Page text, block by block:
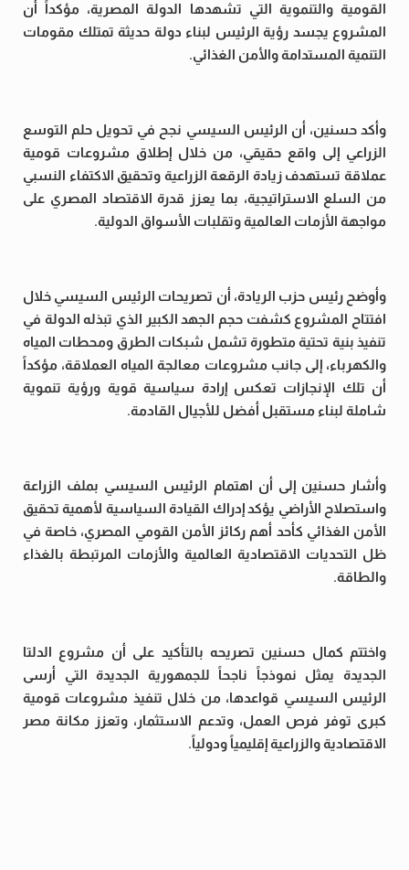
القومية والتنموية التي تشهدها الدولة المصرية، مؤكداً أن
المشروع يجسد رؤية الرئيس لبناء دولة حديثة تمتلك مقومات
التنمية المستدامة والأمن الغذائي.
وأكد حسنين، أن الرئيس السيسي نجح في تحويل حلم التوسع
الزراعي إلى واقع حقيقي، من خلال إطلاق مشروعات قومية
عملاقة تستهدف زيادة الرقعة الزراعية وتحقيق الاكتفاء النسبي
من السلع الاستراتيجية، بما يعزز قدرة الاقتصاد المصري على
مواجهة الأزمات العالمية وتقلبات الأسواق الدولية.
وأوضح رئيس حزب الريادة، أن تصريحات الرئيس السيسي خلال
افتتاح المشروع كشفت حجم الجهد الكبير الذي تبذله الدولة في
تنفيذ بنية تحتية متطورة تشمل شبكات الطرق ومحطات المياه
والكهرباء، إلى جانب مشروعات معالجة المياه العملاقة، مؤكداً
أن تلك الإنجازات تعكس إرادة سياسية قوية ورؤية تنموية
شاملة لبناء مستقبل أفضل للأجيال القادمة.
وأشار حسنين إلى أن اهتمام الرئيس السيسي بملف الزراعة
واستصلاح الأراضي يؤكد إدراك القيادة السياسية لأهمية تحقيق
الأمن الغذائي كأحد أهم ركائز الأمن القومي المصري، خاصة في
ظل التحديات الاقتصادية العالمية والأزمات المرتبطة بالغذاء
والطاقة.
واختتم كمال حسنين تصريحه بالتأكيد على أن مشروع الدلتا
الجديدة يمثل نموذجاً ناجحاً للجمهورية الجديدة التي أرسى
الرئيس السيسي قواعدها، من خلال تنفيذ مشروعات قومية
كبرى توفر فرص العمل، وتدعم الاستثمار، وتعزز مكانة مصر
الاقتصادية والزراعية إقليمياً ودولياً.